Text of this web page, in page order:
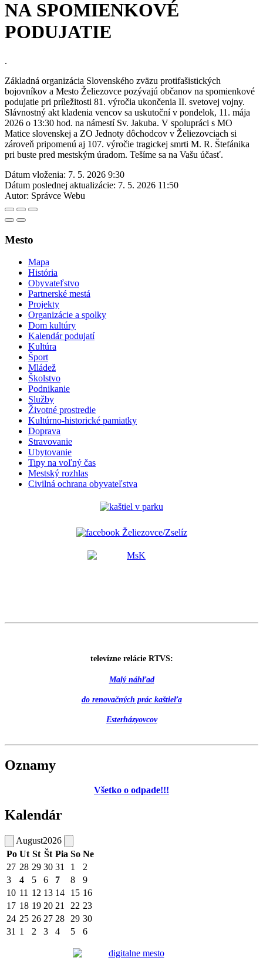
NA SPOMIENKOVÉ
PODUJATIE
.
Základná organizácia Slovenského zväzu protifašistických
bojovníkov a Mesto Želiezovce pozývajú občanov na spomienkové
podujatie pri príležitosti 81. výročia ukončenia II. svetovej vojny.
Slávnostný akt kladenia vencov sa uskutoční v pondelok, 11. mája
2026 o 13:30 hod. na námestí Sv. Jakuba. V spolupráci s MO
Matice slovenskej a ZO Jednoty dôchodcov v Želiezovciach si
zároveň pripomenú aj 107. výročie tragickej smrti M. R. Štefánika
pri buste pred mestským úradom. Tešíme sa na Vašu účasť.
Dátum vloženia: 7. 5. 2026 9:30
Dátum poslednej aktualizácie: 7. 5. 2026 11:50
Autor: Správce Webu
Mesto
Mapa
História
Obyvateľstvo
Partnerské mestá
Projekty
Organizácie a spolky
Dom kultúry
Kalendár podujatí
Kultúra
Šport
Mládež
Školstvo
Podnikanie
Služby
Životné prostredie
Kultúrno-historické pamiatky
Doprava
Stravovanie
Ubytovanie
Tipy na voľný čas
Mestský rozhlas
Civilná ochrana obyvateľstva
televízne relácie RTVS:
Malý náhľad
do renovačných prác kaštieľa
Esterházyovcov
Oznamy
Všetko o odpade!!!
Kalendár
August2026
Po Ut St Št Pia So Ne
27 28 29 30 31 1
2
3
4 5 6 7 8
9
10 11 12 13 14 15 16
17 18 19 20 21 22 23
24 25 26 27 28 29 30
31 1 2 3 4 5 6